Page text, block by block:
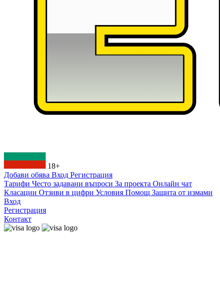
18+
Добави обява Вход Регистрация
Тарифи Често задавани въпроси За проекта Онлайн чат
Класации Отзиви в цифри Условия Помощ Защита от измами
Вход
Регистрация
Контакт